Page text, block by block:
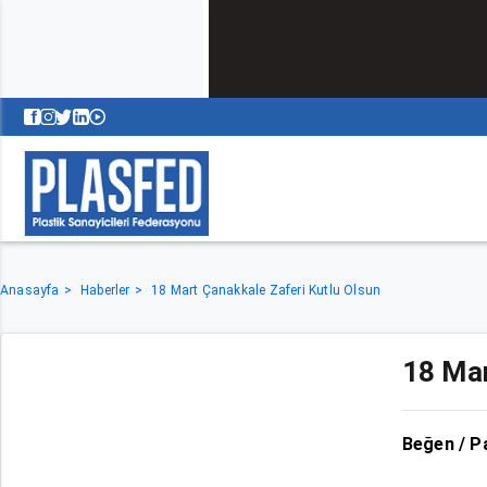
Anasayfa Haberler 18 Mart Çanakkale Zaferi Kutlu Olsun
18
Beğen /